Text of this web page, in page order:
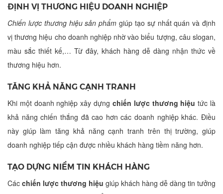
ĐỊNH VỊ THƯƠNG HIỆU DOANH NGHIỆP
Chiến lược thương hiệu sản phẩm giúp tạo sự nhất quán và định
vị thương hiệu cho doanh nghiệp nhờ vào biểu tượng, câu slogan,
màu sắc thiết kế,… Từ đây, khách hàng dễ dàng nhận thức về
thương hiệu hơn.
TĂNG KHẢ NĂNG CẠNH TRANH
Khi một doanh nghiệpxây dựng chiến lược thương hiệu tức là
khả năng chiến thắng đã cao hơn các doanh nghiệp khác. Điều
này giúp làm tăng khả năng cạnh tranh trên thị trường, giúp
doanh nghiệp tiếp cận được nhiều khách hàng tiềm năng hơn.
TẠO DỰNG NIỀM TIN KHÁCH HÀNG
Các chiến lược thương hiệu giúp khách hàng dễ dàng tin tưởng